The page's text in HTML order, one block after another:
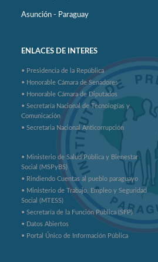
Asunción - Paraguay
ENLACES DE INTERES
• Presidencia de la República
• Honorable Cámara de Senadores
• Honorable Cámara de Diputados
• Secretaría Nacional de Tecnologías y
Comunicación
• Secretaria Nacional Anticorrupción
• Ministerio de Salud Pública y Bienestar
Social (MSPyBS)
• Rindiendo Cuentas al pueblo paraguayo
• Ministerio de Trabajo, Empleo y Seguridad
Social (MTESS)
• Secretaría de la Función Pública (SFP)
• Datos Abiertos
• Portal Único de Información Pública